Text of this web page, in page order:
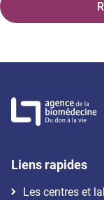
Liens rapides
Les centres et